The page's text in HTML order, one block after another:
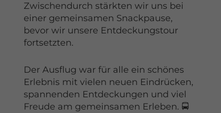
Zwischendurch stärkten wir uns bei
einer gemeinsamen Snackpause,
bevor wir unsere Entdeckungstour
fortsetzten.
Der Ausflug war für alle ein schönes
Erlebnis mit vielen neuen Eindrücken,
spannenden Entdeckungen und viel
Freude am gemeinsamen Erleben. 🚍